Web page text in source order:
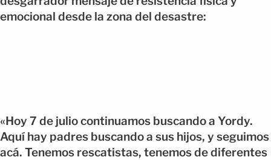
emocional desde la zona del desastre:
«Hoy 7 de julio continuamos buscando a Yordy.
Aquí hay padres buscando a sus hijos, y seguimos
acá. Tenemos rescatistas, tenemos de diferentes